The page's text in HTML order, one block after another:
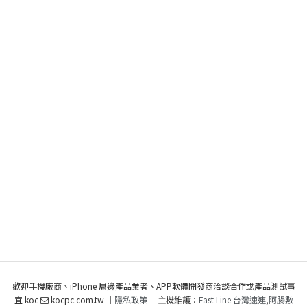
歡迎手機廠商、iPhone 周邊產品業者、APP軟體開發商洽談合作或產品測試事
宜 koc
kocpc.com.tw ｜ 隱私政策｜主機維護： Fast Line 台灣速連,阿腸數